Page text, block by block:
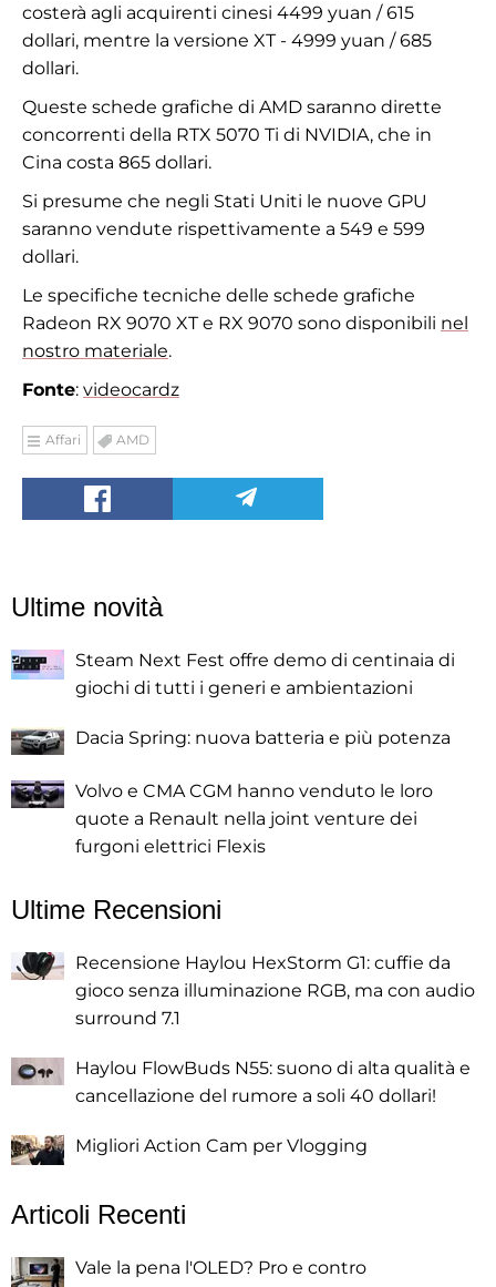
costerà agli acquirenti cinesi 4499 yuan / 615
dollari, mentre la versione XT - 4999 yuan / 685
dollari.
Queste schede grafiche di AMD saranno dirette
concorrenti della RTX 5070 Ti di NVIDIA, che in
Cina costa 865 dollari.
Si presume che negli Stati Uniti le nuove GPU
saranno vendute rispettivamente a 549 e 599
dollari.
Le specifiche tecniche delle schede grafiche
Radeon RX 9070 XT e RX 9070 sono disponibili nel
nostro materiale.
Fonte: videocardz
Affari AMD
Ultime novità
Steam Next Fest offre demo di centinaia di
giochi di tutti i generi e ambientazioni
Dacia Spring: nuova batteria e più potenza
Volvo e CMA CGM hanno venduto le loro
quote a Renault nella joint venture dei
furgoni elettrici Flexis
Ultime Recensioni
Recensione Haylou HexStorm G1: cuffie da
gioco senza illuminazione RGB, ma con audio
surround 7.1
Haylou FlowBuds N55: suono di alta qualità e
cancellazione del rumore a soli 40 dollari!
Migliori Action Cam per Vlogging
Articoli Recenti
Vale la pena l'OLED? Pro e contro